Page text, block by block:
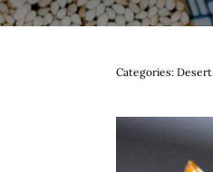
Categories:Desert